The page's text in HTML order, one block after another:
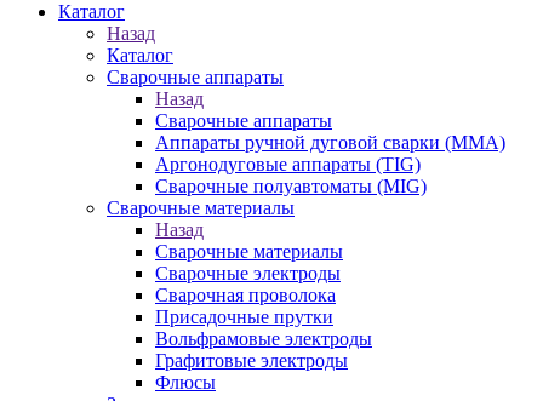
Каталог
Назад
Каталог
Сварочные аппараты
Назад
Сварочные аппараты
Аппараты ручной дуговой сварки (MMA)
Аргонодуговые аппараты (TIG)
Сварочные полуавтоматы (MIG)
Сварочные материалы
Назад
Сварочные материалы
Сварочные электроды
Сварочная проволока
Присадочные прутки
Вольфрамовые электроды
Графитовые электроды
Флюсы